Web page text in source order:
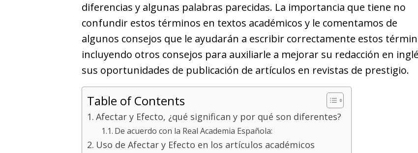
diferencias y algunas palabras parecidas. La importancia que tiene no
confundir estos términos en textos académicos y le comentamos de
algunos consejos que le ayudarán a escribir correctamente estos
incluyendo otros consejos para auxiliarle a mejorar su redacción en
sus oportunidades de publicación de artículos en revistas de prestigio.
Table of Contents
Afectar y Efecto, ¿qué significan y por qué son diferentes?
De acuerdo con la Real Academia Española:
Uso de Afectar y Efecto en los artículos académicos